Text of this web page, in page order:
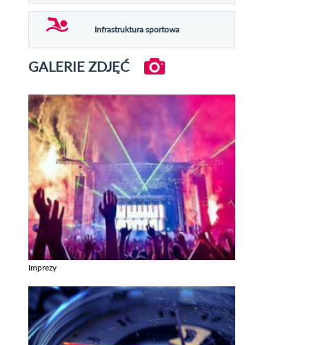
Infrastruktura sportowa
GALERIE ZDJĘĆ
Imprezy